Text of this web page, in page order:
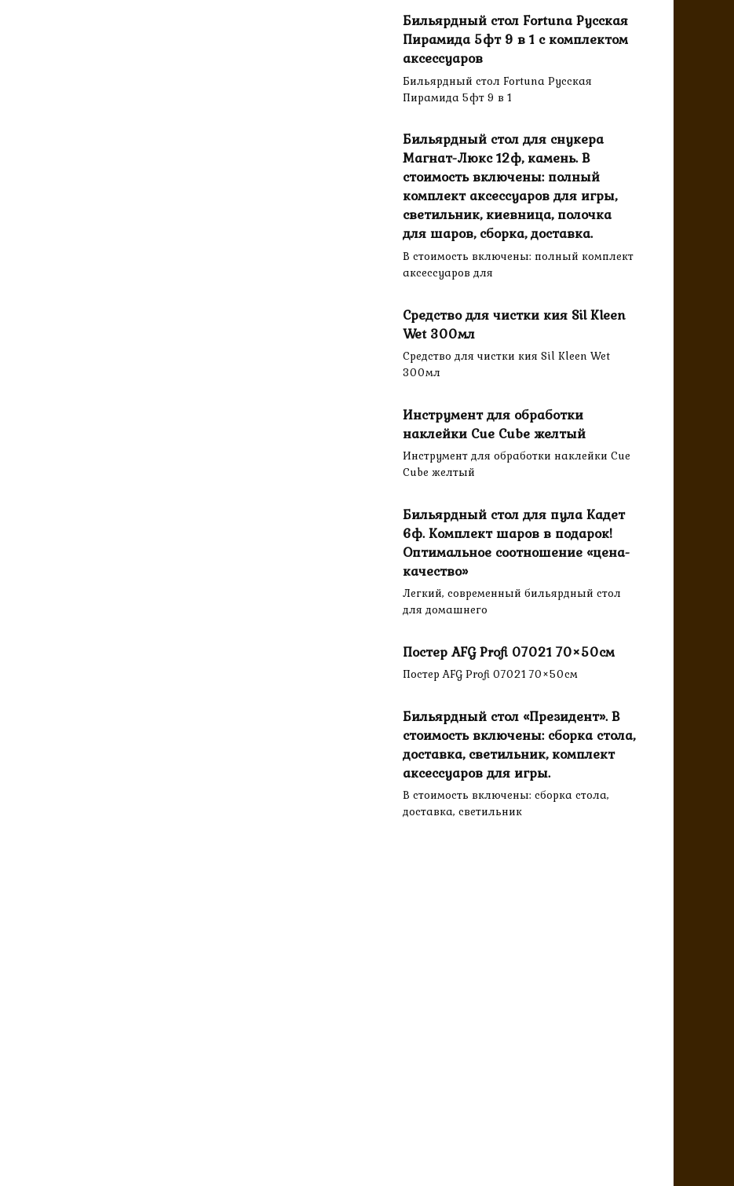
Бильярдный стол Fortuna Русская
Пирамида 5фт 9 в 1 с комплектом
аксессуаров
Бильярдный стол Fortuna Русская
Пирамида 5фт 9 в 1
Бильярдный стол для снукера
Магнат-Люкс 12ф, камень. В
стоимость включены: полный
комплект аксессуаров для игры,
светильник, киевница, полочка
для шаров, сборка, доставка.
В стоимость включены: полный комплект
аксессуаров для
Средство для чистки кия Sil Kleen
Wet 300мл
Средство для чистки кия Sil Kleen Wet
300мл
Инструмент для обработки
наклейки Cue Cube желтый
Инструмент для обработки наклейки Cue
Cube желтый
Бильярдный стол для пула Кадет
6ф. Комплект шаров в подарок!
Оптимальное соотношение «цена-
качество»
Легкий, современный бильярдный стол
для домашнего
Постер AFG Profi 07021 70×50см
Постер AFG Profi 07021 70×50см
Бильярдный стол «Президент». В
стоимость включены: сборка стола,
доставка, светильник, комплект
аксессуаров для игры.
В стоимость включены: сборка стола,
доставка, светильник